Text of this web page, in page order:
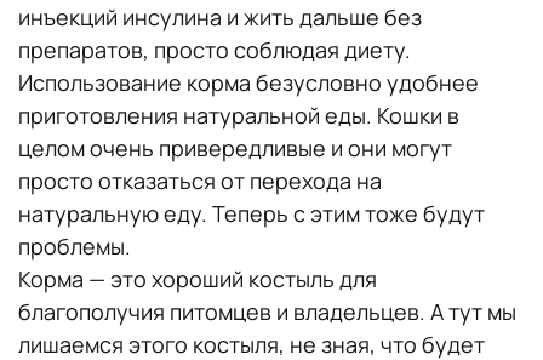
инъекций инсулина и жить дальше без
препаратов, просто соблюдая диету.
Использование корма безусловно удобнее
приготовления натуральной еды. Кошки в
целом очень привередливые и они могут
просто отказаться от перехода на
натуральную еду. Теперь с этим тоже будут
проблемы.
Корма — это хороший костыль для
благополучия питомцев и владельцев. А тут мы
лишаемся этого костыля, не зная, что будет